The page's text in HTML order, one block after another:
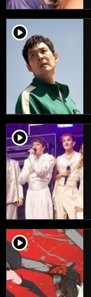
player2
player2
player2